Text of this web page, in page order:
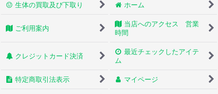
生体の買取及び下取り ホーム
ご利用案内
当店へのアクセス 営業
時間
クレジットカード決済
最近チェックしたアイテ
ム
特定商取引法表示 マイページ